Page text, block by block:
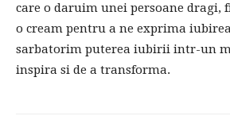
care o daruim unei persoane dragi,
o cream pentru a ne exprima
sarbatorim puterea iubirii intr-un
inspira si de a transforma.